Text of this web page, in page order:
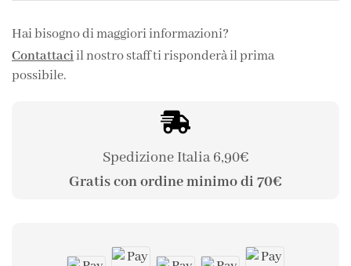
Hai bisogno di maggiori informazioni?
Contattaciil nostro staff ti risponderà il prima
possibile.
Spedizione Italia 6,90€
Gratis con ordine minimo di 70€